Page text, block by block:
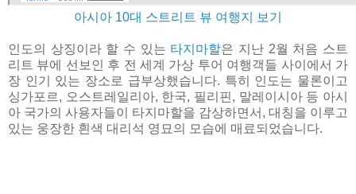
아시아 10대 스트리트 뷰 여행지 보기
인도의 상징이라 할 수 있는 타지마할은 지난 2월 처음 스트
리트 뷰에 선보인 후 전 세계 가상 투어 여행객들 사이에서 가
장 인기 있는 장소로 급부상했습니다. 특히 인도는 물론이고
싱가포르, 오스트레일리아, 한국, 필리핀, 말레이시아 등 아시
아 국가의 사용자들이 타지마할을 감상하면서, 대칭을 이루고
있는 웅장한 흰색 대리석 영묘의 모습에 매료되었습니다.